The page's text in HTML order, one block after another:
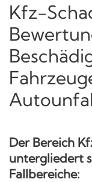
Kfz-
Der Bereich
untergliedert
Fallbereiche: